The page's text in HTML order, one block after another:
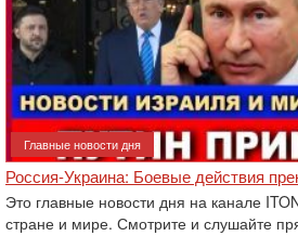
Главные новости дня
Россия-Украина: Боевые действия
Это главные новости дня на канале
стране и мире. Смотрите и слушайте